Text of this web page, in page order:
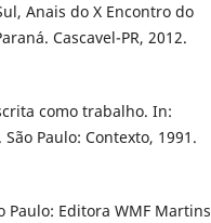
Anais do X Encontro do
Cascavel-PR, 2012.
como trabalho. In:
Paulo: Contexto, 1991.
Paulo: Editora WMF Martins